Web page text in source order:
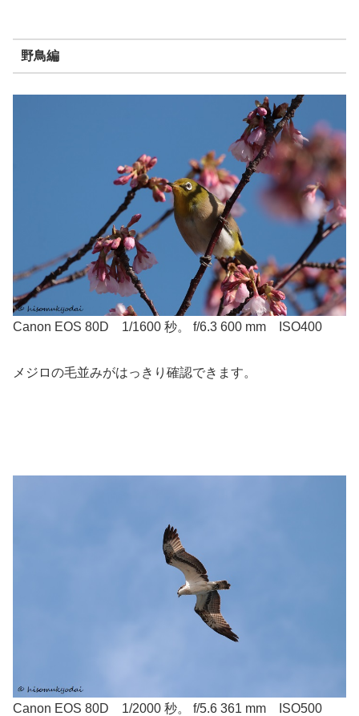
野鳥編
Canon EOS 80D 1/1600 秒。 f/6.3 600 mm ISO400
メジロの毛並みがはっきり確認できます。
Canon EOS 80D 1/2000 秒。 f/5.6 361 mm ISO500